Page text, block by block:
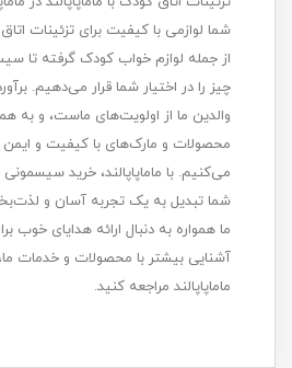
شما لوازمی با کیفیت برای تزئینات
از جمله لوازم خواب کودک گرفته تا
چیز را در اختیار شما قرار می‌دهیم.
والدین ما از اولویت‌های ماست، و به
محصولات و مارک‌های با کیفیت و ایمن
می‌کنیم. با ماماپاپالند، خرید
شما تبدیل به یک تجربه آسان و
ما همواره به دنبال ارائه هدایای خوب
آشنایی بیشتر با محصولات و خدمات
ماماپاپالند مراجعه کنید.